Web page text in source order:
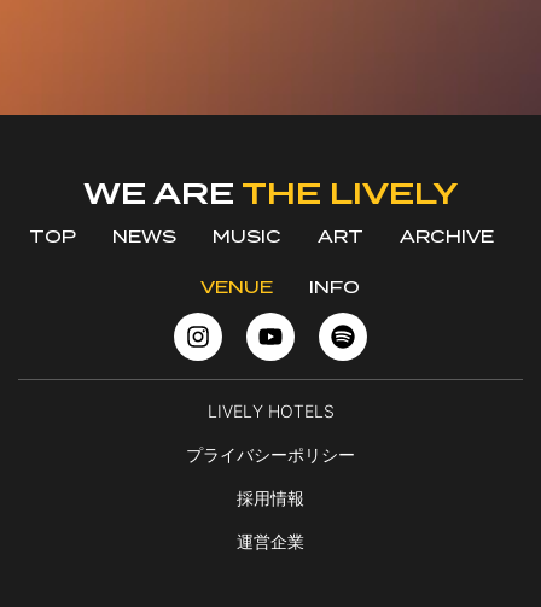
WE ARE THE LIVELY
TOP NEWS MUSIC ART ARCHIVE
VENUE INFO
LIVELY HOTELS
プライバシーポリシー
採用情報
運営企業